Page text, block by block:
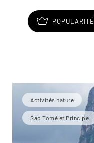
POPULARITÉ
Activités nature
Sao Tomé et Principe